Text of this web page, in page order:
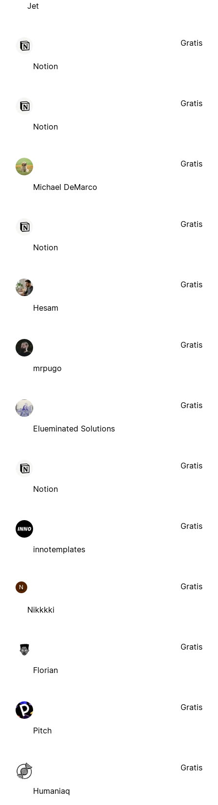
Jet
Notion
Gratis
Notion
Gratis
Michael DeMarco
Gratis
Notion
Gratis
Hesam
Gratis
mrpugo
Gratis
Elueminated Solutions
Gratis
Notion
Gratis
innotemplates
Gratis
N
Nikkkki
Gratis
Florian
Gratis
Pitch
Gratis
Humaniaq
Gratis